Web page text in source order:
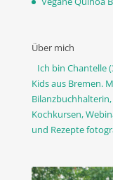
Über mich
Ich bin Chantelle
Kids aus Bremen.
Kochkursen,
und Rezepte